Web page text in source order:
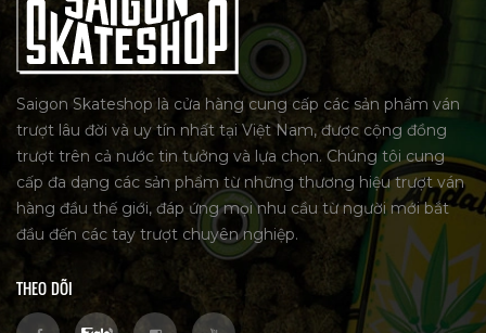
Saigon Skateshop là cửa hàng cung cấp các sản phẩm ván
trượt lâu đời và uy tín nhất tại Việt Nam, được cộng đồng
trượt trên cả nước tin tưởng và lựa chọn. Chúng tôi cung
cấp đa dạng các sản phẩm từ những thương hiệu trượt ván
hàng đầu thế giới, đáp ứng mọi nhu cầu từ người mới bắt
đầu đến các tay trượt chuyên nghiệp.
THEO DÕI